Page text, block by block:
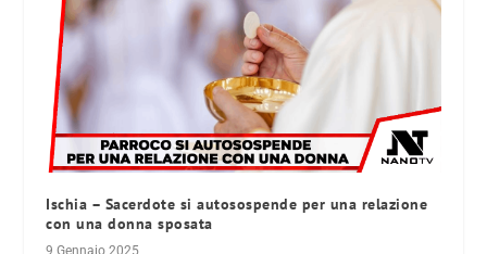
Ischia – Sacerdote si autosospende per una relazione
con una donna sposata
9 Gennaio 2025